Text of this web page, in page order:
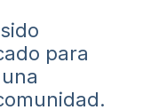
para